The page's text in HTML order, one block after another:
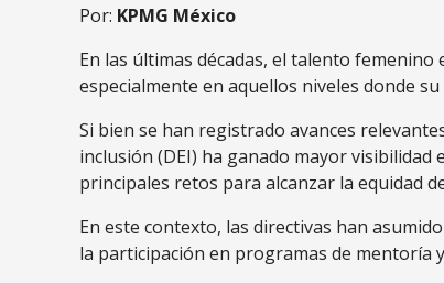
Por: KPMG México
En las últimas décadas, el talento
especialmente en aquellos niveles donde
Si bien se han registrado avances
inclusión (DEI) ha ganado mayor
principales retos para alcanzar la equidad
En este contexto, las directivas han
la participación en programas de mentoría